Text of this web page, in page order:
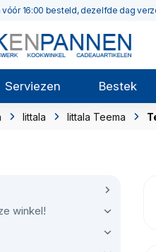
16:00 besteld, dezelfde dag
Serviezen Bestek
Iittala Iittala Teema
winkel!